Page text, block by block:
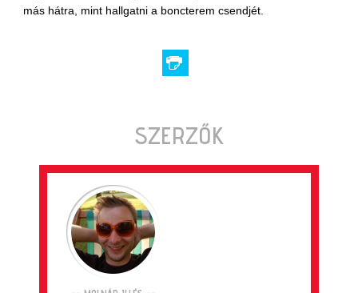
más hátra, mint hallgatni a boncterem csendjét.
SZERZŐK